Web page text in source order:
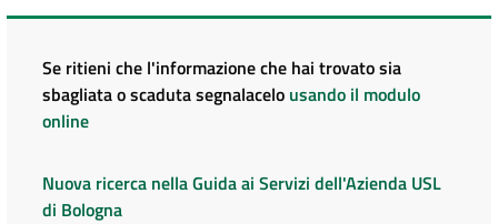
Se ritieni che l'informazione che hai trovato sia
sbagliata o scaduta segnalacelo usando il modulo
online
Nuova ricerca nella Guida ai Servizi dell'Azienda USL
di Bologna